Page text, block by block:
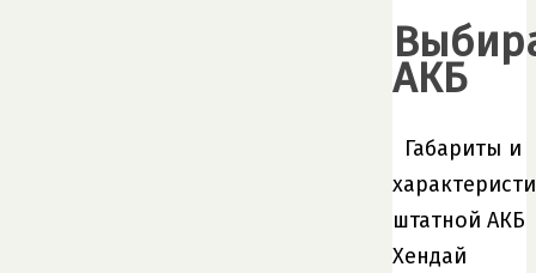
АКБ
Габариты и
штатной АКБ
Хендай